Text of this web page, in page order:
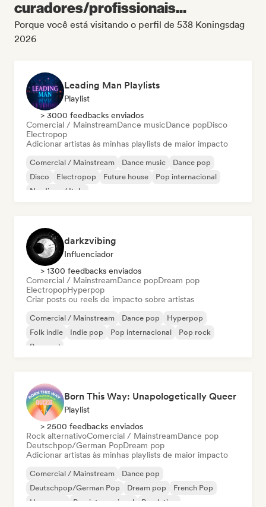
curadores/profissionais...
Porque você está visitando o perfil de 538 Koningsdag
2026
Leading Man Playlists
Playlist
> 3000 feedbacks enviados
Comercial / MainstreamDance musicDance popDisco
Electropop
Adicionar artistas às minhas playlists de maior impacto
Comercial / Mainstream Dance music
Dance pop
Disco
Electropop Future house
Pop internacional
Nu-disco / Italo
darkzvibing
Influenciador
> 1300 feedbacks enviados
Comercial / MainstreamDance popDream pop
ElectropopHyperpop
Criar posts ou reels de impacto sobre artistas
Comercial / Mainstream Dance pop
Hyperpop
Folk indie
Indie pop Pop internacional
Pop rock
Pop soul
Born This Way: Unapologetically Queer
Playlist
> 2500 feedbacks enviados
Rock alternativoComercial / MainstreamDance pop
Deutschpop/German PopDream pop
Adicionar artistas às minhas playlists de maior impacto
Comercial / Mainstream
Dance pop
Deutschpop/German Pop
Dream pop
French Pop
Hyperpop
Pop internacional Pop latino